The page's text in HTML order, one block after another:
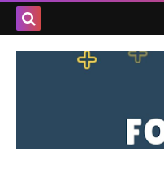
بحث